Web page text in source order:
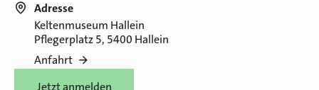
Adresse
Keltenmuseum Hallein
Pflegerplatz 5, 5400 Hallein
Anfahrt
Jetzt anmelden